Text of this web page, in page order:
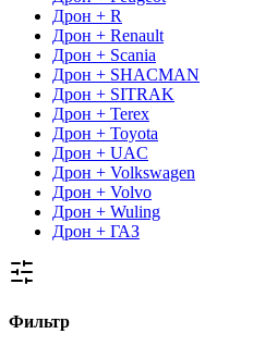
Дрон + R
Дрон + Renault
Дрон + Scania
Дрон + SHACMAN
Дрон + SITRAK
Дрон + Terex
Дрон + Toyota
Дрон + UAC
Дрон + Volkswagen
Дрон + Volvo
Дрон + Wuling
Дрон + ГАЗ
Фильтр